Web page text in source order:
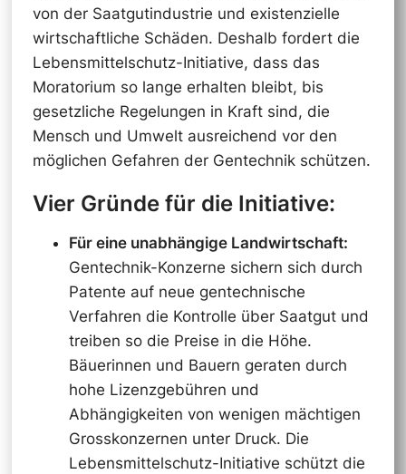
von der Saatgutindustrie und existenzielle
wirtschaftliche Schäden. Deshalb fordert die
Lebensmittelschutz-Initiative, dass das
Moratorium so lange erhalten bleibt, bis
gesetzliche Regelungen in Kraft sind, die
Mensch und Umwelt ausreichend vor den
möglichen Gefahren der Gentechnik schützen.
Vier Gründe für die Initiative:
Für eine unabhängige Landwirtschaft:
Gentechnik-Konzerne sichern sich durch
Patente auf neue gentechnische
Verfahren die Kontrolle über Saatgut und
treiben so die Preise in die Höhe.
Bäuerinnen und Bauern geraten durch
hohe Lizenzgebühren und
Abhängigkeiten von wenigen mächtigen
Grosskonzernen unter Druck. Die
Lebensmittelschutz-Initiative schützt die